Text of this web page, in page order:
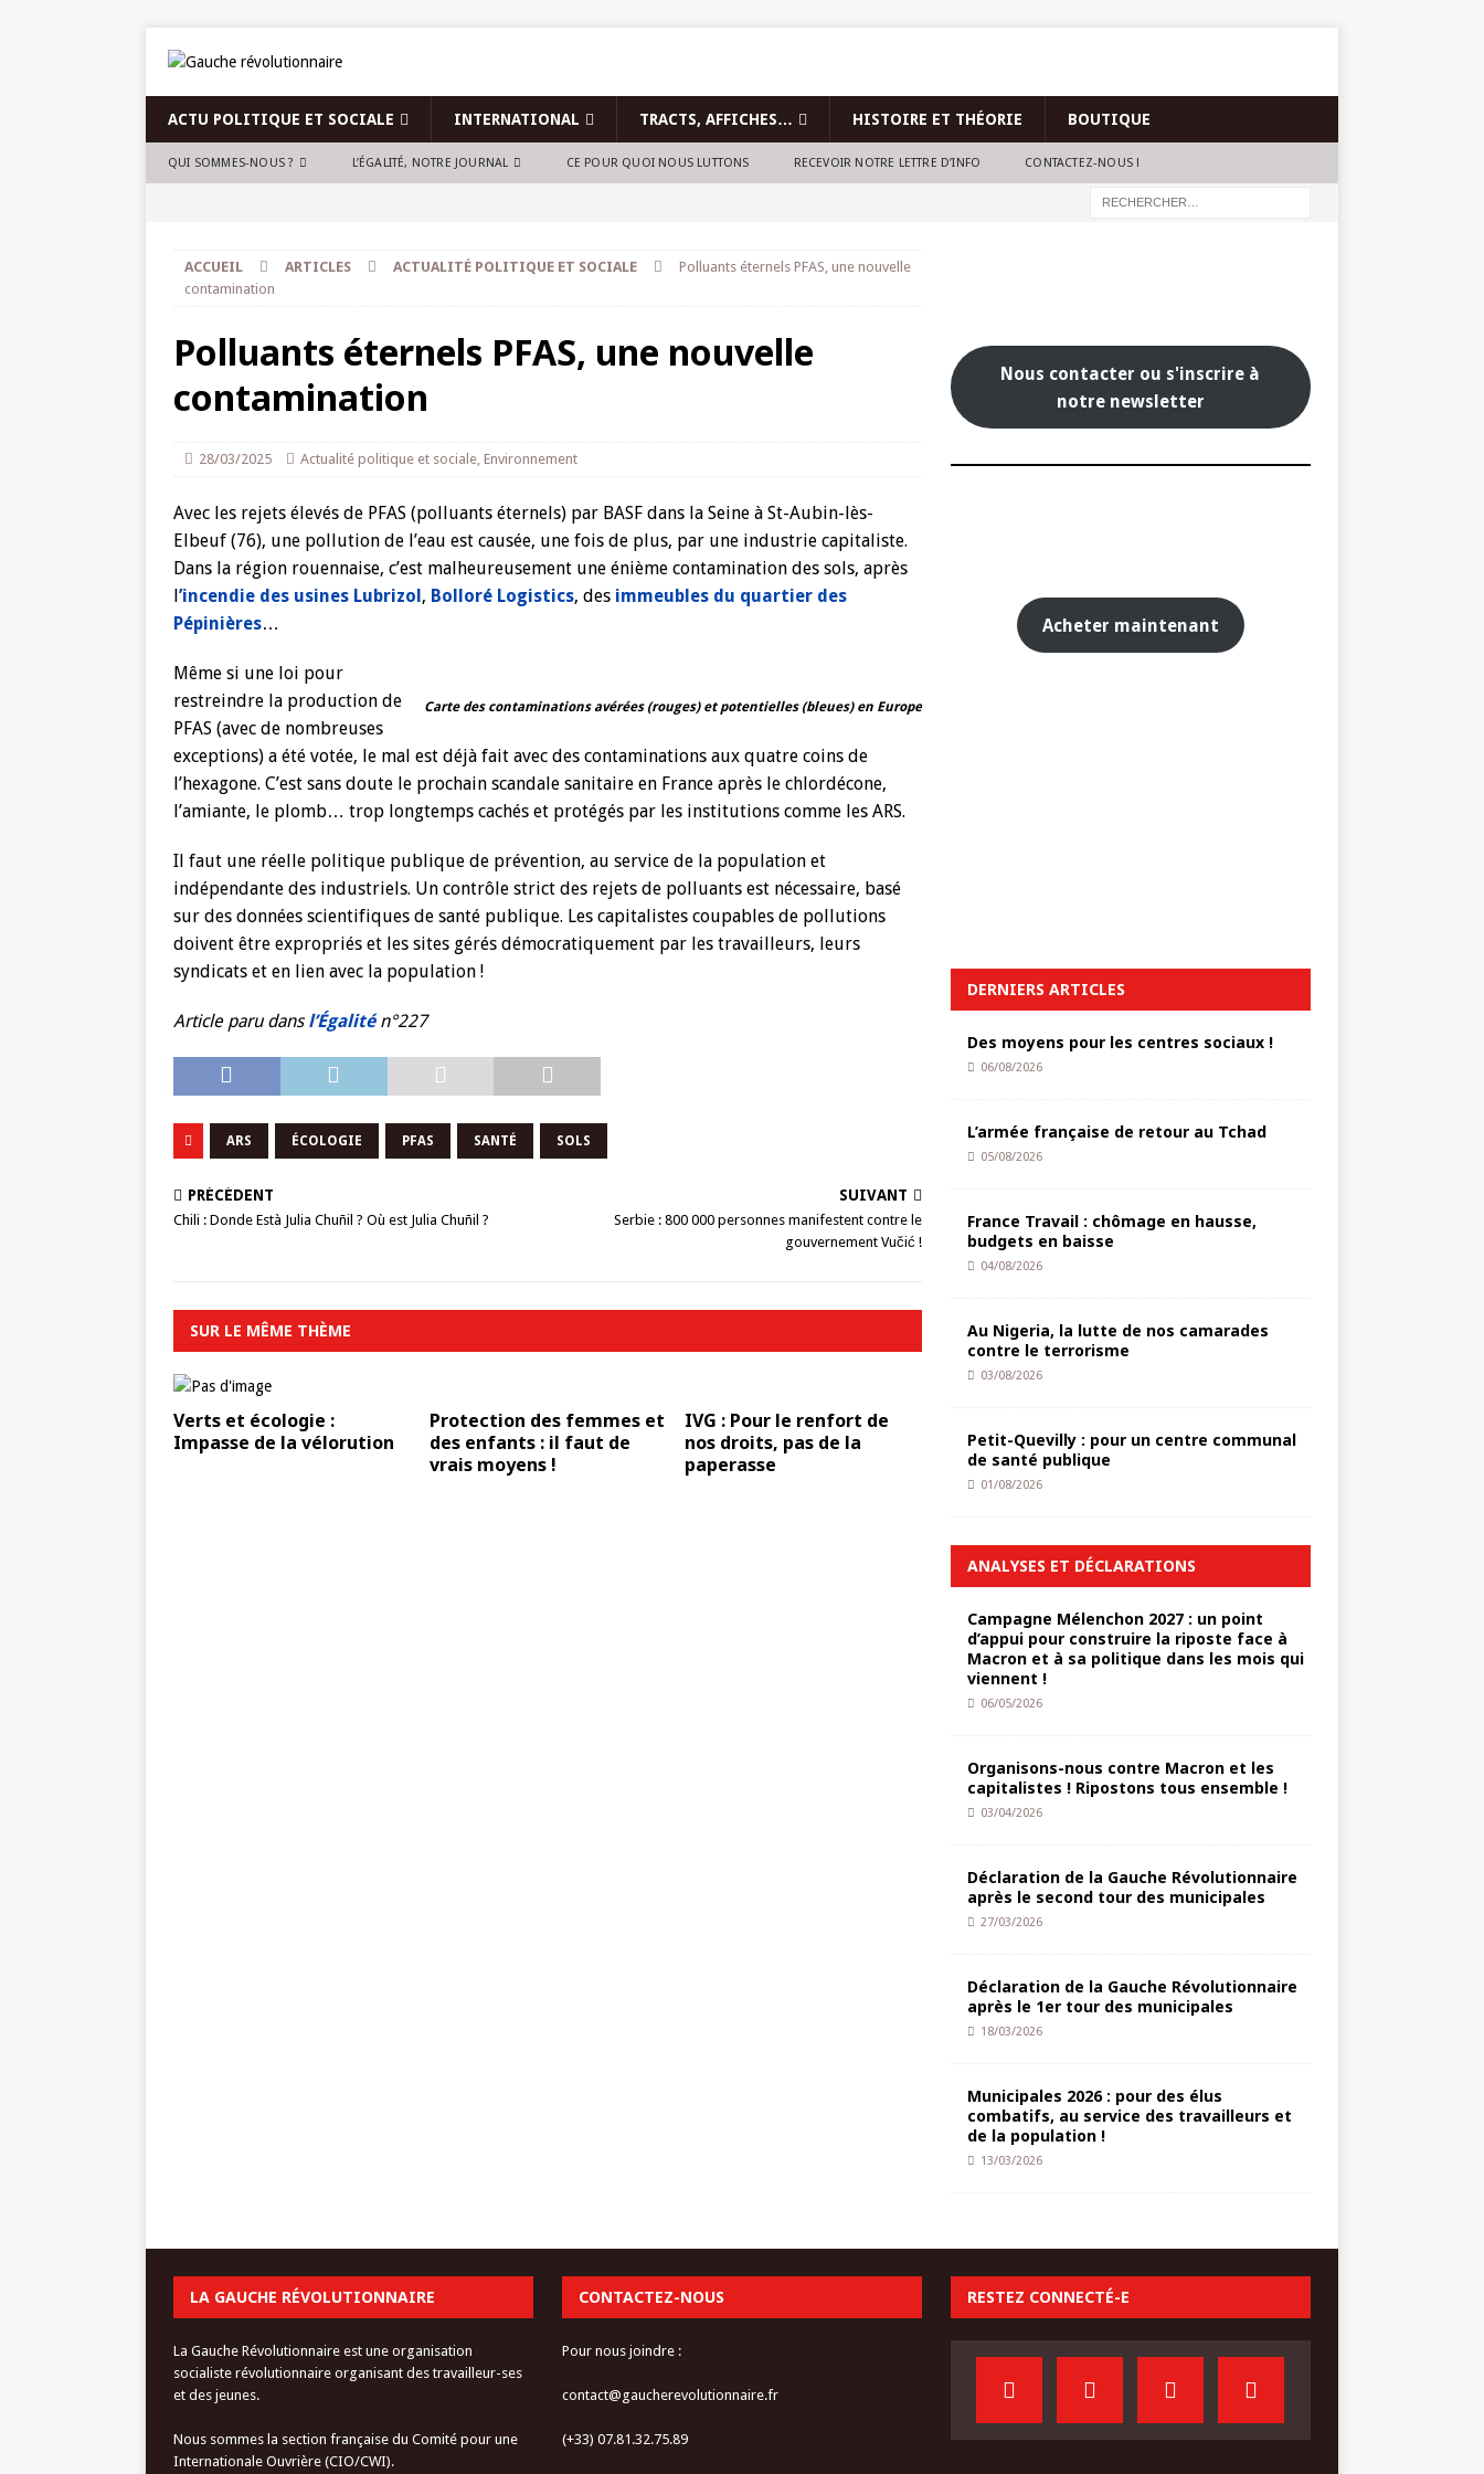
ACTU POLITIQUE ET SOCIALE INTERNATIONAL TRACTS, AFFICHES… HISTOIRE ET THÉORIE BOUTIQUE
QUI SOMMES-NOUS ? L’ÉGALITÉ, NOTRE JOURNAL CE POUR QUOI NOUS LUTTONS RECEVOIR NOTRE LETTRE D’INFO CONTACTEZ-NOUS !
ACCUEIL ARTICLES ACTUALITÉ POLITIQUE ET SOCIALE
Polluants éternels PFAS, une nouvelle
contamination
Polluants éternels PFAS, une nouvelle
contamination
28/03/2025 Actualité politique et sociale, Environnement
Avec les rejets élevés de PFAS (polluants éternels) par BASF dans la Seine à St-Aubin-lès-
Elbeuf (76), une pollution de l’eau est causée, une fois de plus, par une industrie capitaliste.
Dans la région rouennaise, c’est malheureusement une énième contamination des sols, après
l’incendie des usines Lubrizol, Bolloré Logistics, des immeubles du quartier des
Pépinières…
Carte des contaminations avérées (rouges) et potentielles (bleues) en Europe
Même si une loi pour
restreindre la production de
PFAS (avec de nombreuses
exceptions) a été votée, le mal est déjà fait avec des contaminations aux quatre coins de
l’hexagone. C’est sans doute le prochain scandale sanitaire en France après le chlordécone,
l’amiante, le plomb… trop longtemps cachés et protégés par les institutions comme les ARS.
Il faut une réelle politique publique de prévention, au service de la population et
indépendante des industriels. Un contrôle strict des rejets de polluants est nécessaire, basé
sur des données scientifiques de santé publique. Les capitalistes coupables de pollutions
doivent être expropriés et les sites gérés démocratiquement par les travailleurs, leurs
syndicats et en lien avec la population !
Article paru dans l’Égalitén°227
ARS ÉCOLOGIE PFAS SANTÉ SOLS
PRÉCÉDENT
Chili : Donde Està Julia Chuñil ? Où est Julia Chuñil ?
SUIVANT
Serbie : 800 000 personnes manifestent contre le
gouvernement Vučić !
SUR LE MÊME THÈME
Verts et écologie :
Impasse de la vélorution
Protection des femmes et
des enfants : il faut de
vrais moyens !
IVG : Pour le renfort de
nos droits, pas de la
paperasse
Nous contacter ou s'inscrire à
notre newsletter
Acheter maintenant
DERNIERS ARTICLES
Des moyens pour les centres sociaux !
06/08/2026
L’armée française de retour au Tchad
05/08/2026
France Travail : chômage en hausse,
budgets en baisse
04/08/2026
Au Nigeria, la lutte de nos camarades
contre le terrorisme
03/08/2026
Petit-Quevilly : pour un centre communal
de santé publique
01/08/2026
ANALYSES ET DÉCLARATIONS
Campagne Mélenchon 2027 : un point
d’appui pour construire la riposte face à
Macron et à sa politique dans les mois qui
viennent !
06/05/2026
Organisons-nous contre Macron et les
capitalistes ! Ripostons tous ensemble !
03/04/2026
Déclaration de la Gauche Révolutionnaire
après le second tour des municipales
27/03/2026
Déclaration de la Gauche Révolutionnaire
après le 1er tour des municipales
18/03/2026
Municipales 2026 : pour des élus
combatifs, au service des travailleurs et
de la population !
13/03/2026
LA GAUCHE RÉVOLUTIONNAIRE
La Gauche Révolutionnaire est une organisation
socialiste révolutionnaire organisant des travailleur-ses
et des jeunes.
Nous sommes la section française du Comité pour une
Internationale Ouvrière (CIO/CWI).
CONTACTEZ-NOUS
Pour nous joindre :
contact@gaucherevolutionnaire.fr
(+33) 07.81.32.75.89
RESTEZ CONNECTÉ-E